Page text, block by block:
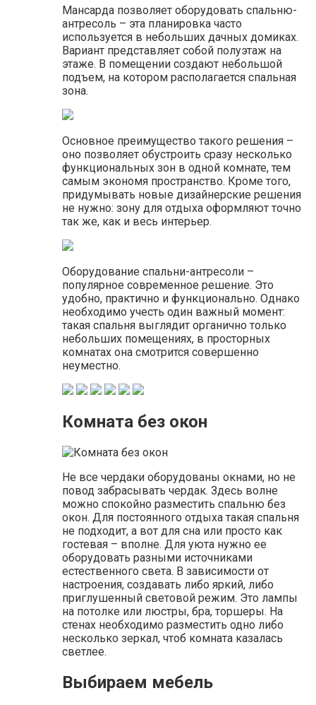
Мансарда позволяет оборудовать спальню-
антресоль – эта планировка часто
используется в небольших дачных домиках.
Вариант представляет собой полуэтаж на
этаже. В помещении создают небольшой
подъем, на котором располагается спальная
зона.
Основное преимущество такого решения –
оно позволяет обустроить сразу несколько
функциональных зон в одной комнате, тем
самым экономя пространство. Кроме того,
придумывать новые дизайнерские решения
не нужно: зону для отдыха оформляют точно
так же, как и весь интерьер.
Оборудование спальни-антресоли –
популярное современное решение. Это
удобно, практично и функционально. Однако
необходимо учесть один важный момент:
такая спальня выглядит органично только
небольших помещениях, в просторных
комнатах она смотрится совершенно
неуместно.
Комната без окон
Не все чердаки оборудованы окнами, но не
повод забрасывать чердак. Здесь волне
можно спокойно разместить спальню без
окон. Для постоянного отдыха такая спальня
не подходит, а вот для сна или просто как
гостевая – вполне. Для уюта нужно ее
оборудовать разными источниками
естественного света. В зависимости от
настроения, создавать либо яркий, либо
приглушенный световой режим. Это лампы
на потолке или люстры, бра, торшеры. На
стенах необходимо разместить одно либо
несколько зеркал, чтоб комната казалась
светлее.
Выбираем мебель